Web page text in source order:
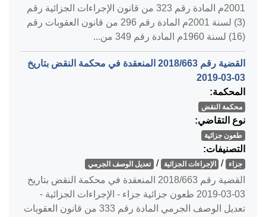
2001م المادة رقم 323 من قانون الإجراءات الجزائية رقم
(3) لسنة 2001م المادة رقم 296 من قانون العقوبات رقم
(16) لسنة 1960م المادة رقم 349 من...
القضية رقم ‎663‏/‎2018‏ المنعقدة في محكمة النقض بتاريخ
‎2019-03-03‏
المحكمة:
محكمة النقض
نوع التقاضي:
طعون جزائية
التصنيفات:
جزاء / الإجراءات الجزائية / تعديل الوصف الجرمي
القضية رقم ‎663‏/‎2018‏ المنعقدة في محكمة النقض بتاريخ
‎2019-03-03‏ طعون جزائية جزاء - الإجراءات الجزائية -
تعديل الوصف الجرمي المادة رقم 333 من قانون العقوبات